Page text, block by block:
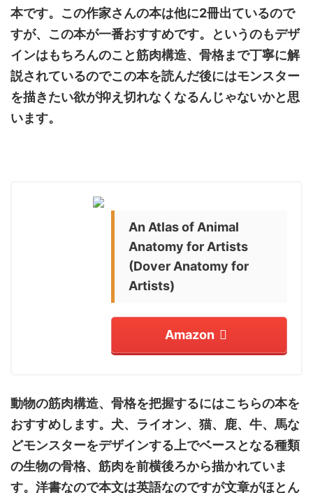
本です。この作家さんの本は他に2冊出ているので
すが、この本が一番おすすめです。というのもデザ
インはもちろんのこと筋肉構造、骨格まで丁寧に解
説されているのでこの本を読んだ後にはモンスター
を描きたい欲が抑え切れなくなるんじゃないかと思
います。
An Atlas of Animal
Anatomy for Artists
(Dover Anatomy for
Artists)
Amazon
動物の筋肉構造、骨格を把握するにはこちらの本を
おすすめします。犬、ライオン、猫、鹿、牛、馬な
どモンスターをデザインする上でベースとなる種類
の生物の骨格、筋肉を前横後ろから描かれていま
す。洋書なので本文は英語なのですが文章がほとん